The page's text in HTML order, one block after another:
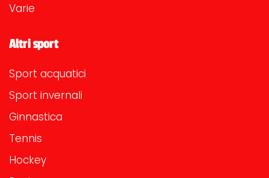
Varie
Altri sport
Sport acquatici
Sport invernali
Ginnastica
Tennis
Hockey